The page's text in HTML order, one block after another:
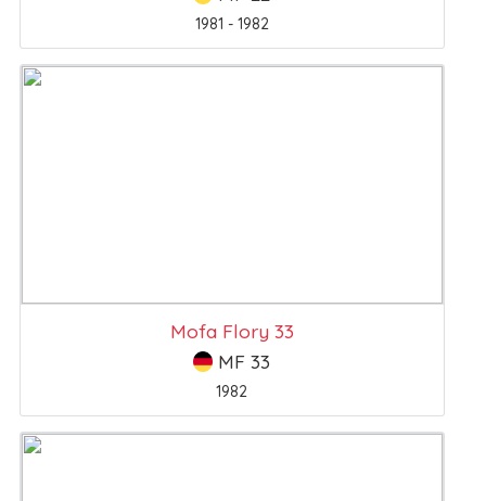
1981 - 1982
Mofa Flory 33
MF 33
1982